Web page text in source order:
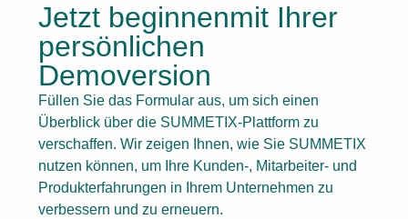
Jetzt beginnenmit Ihrer
persönlichen
Demoversion
Füllen Sie das Formular aus, um sich einen
Überblick über die SUMMETIX-Plattform zu
verschaffen. Wir zeigen Ihnen, wie Sie SUMMETIX
nutzen können, um Ihre Kunden-, Mitarbeiter- und
Produkterfahrungen in Ihrem Unternehmen zu
verbessern und zu erneuern.